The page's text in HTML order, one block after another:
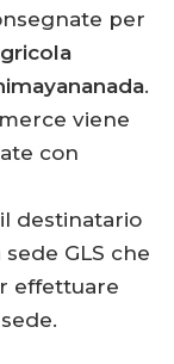
per
.
viene
con
destinatario
GLS che
effettuare